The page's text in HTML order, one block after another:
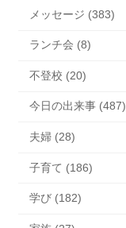
メッセージ (383)
ランチ会 (8)
不登校 (20)
今日の出来事 (487)
夫婦 (28)
子育て (186)
学び (182)